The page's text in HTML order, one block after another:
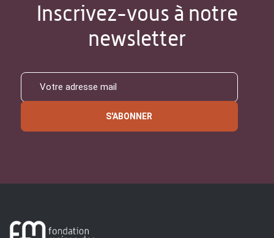
Inscrivez-vous à notre
newsletter
S'ABONNER